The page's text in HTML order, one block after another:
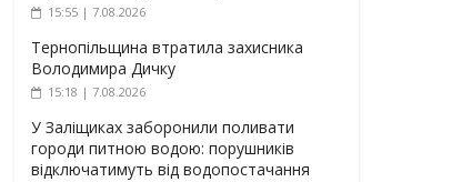
15:55 | 7.08.2026
Тернопільщина втратила захисника
Володимира Дичку
15:18 | 7.08.2026
У Заліщиках заборонили поливати
городи питною водою: порушників
відключатимуть від водопостачання